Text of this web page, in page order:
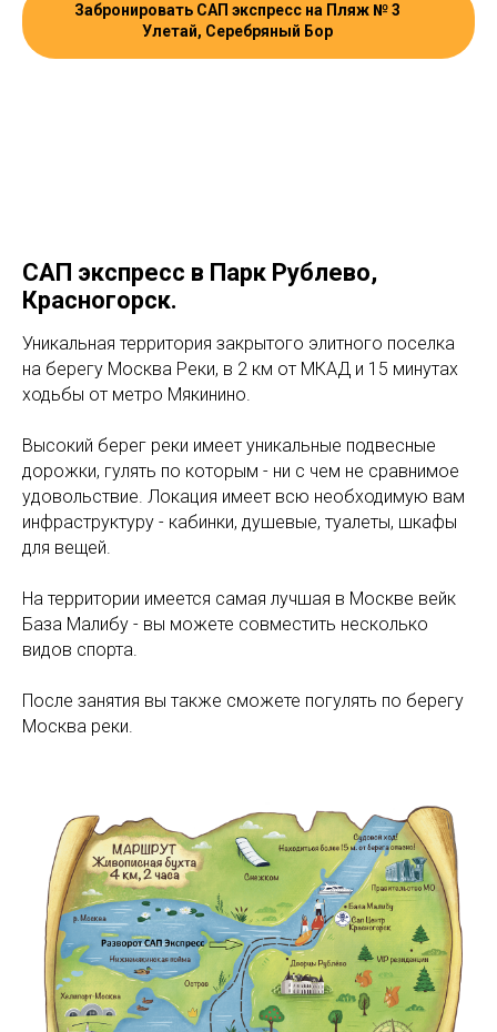
Забронировать САП экспресс на Пляж № 3
Улетай, Серебряный Бор
САП экспресс в Парк Рублево,
Красногорск.
Уникальная территория закрытого элитного поселка
на берегу Москва Реки, в 2 км от МКАД и 15 минутах
ходьбы от метро Мякинино.
Высокий берег реки имеет уникальные подвесные
дорожки, гулять по которым - ни с чем не сравнимое
удовольствие. Локация имеет всю необходимую вам
инфраструктуру - кабинки, душевые, туалеты, шкафы
для вещей.
На территории имеется самая лучшая в Москве вейк
База Малибу - вы можете совместить несколько
видов спорта.
После занятия вы также сможете погулять по берегу
Москва реки.